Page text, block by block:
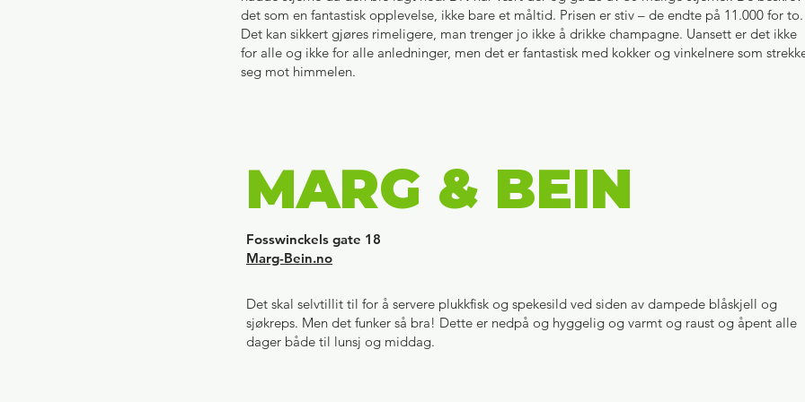
det som en fantastisk opplevelse, ikke bare et måltid. Prisen er stiv – de endte på 11.000 for to.
Det kan sikkert gjøres rimeligere, man trenger jo ikke å drikke champagne. Uansett er det ikke
for alle og ikke for alle anledninger, men det er fantastisk med kokker og vinkelnere som
seg mot himmelen.
MARG & BEIN
Fosswinckels gate 18
Marg-Bein.no
Det skal selvtillit til for å servere plukkfisk og spekesild ved siden av dampede blåskjell og
sjøkreps. Men det funker så bra! Dette er nedpå og hyggelig og varmt og raust og åpent alle
dager både til lunsj og middag.